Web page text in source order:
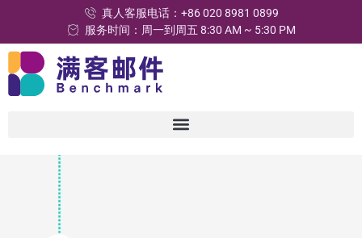
真人客服电话：+86 020 8981 0899
服务时间：周一到周五 8:30 AM ~ 5:30 PM